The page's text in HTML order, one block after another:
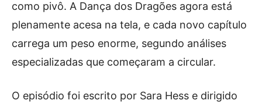
como pivô. A Dança dos Dragões agora está
plenamente acesa na tela, e cada novo capítulo
carrega um peso enorme, segundo análises
especializadas que começaram a circular.
O episódio foi escrito por Sara Hess e dirigido